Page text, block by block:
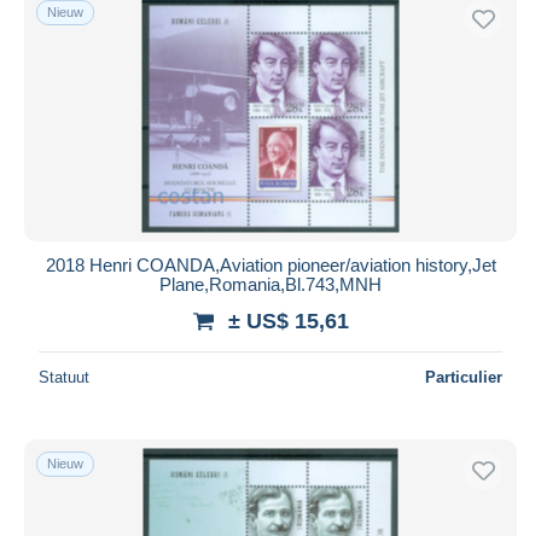
Nieuw
2018 Henri COANDA,Aviation pioneer/aviation history,Jet
Plane,Romania,Bl.743,MNH
± US$ 15,61
Statuut Particulier
Nieuw